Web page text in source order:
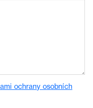
ochrany osobních